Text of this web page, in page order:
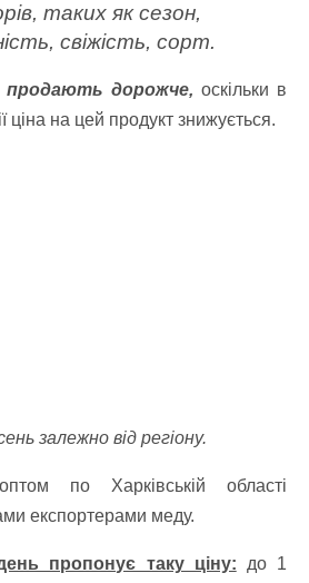
таких як сезон,
свіжість, сорт.
продають дорожче, оскільки в
ціна на цей продукт знижується.
залежно від регіону.
по Харківській області
експортерами меду.
пропонує таку ціну: до 1